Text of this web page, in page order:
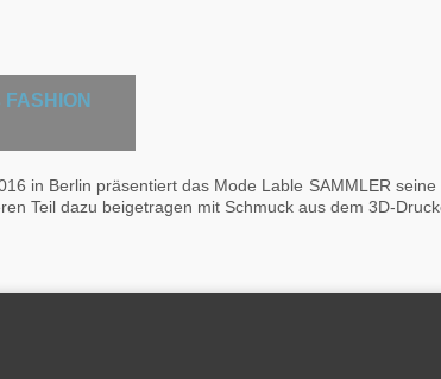
in Berlin präsentiert das Mode Lable SAMMLER seine
Teil dazu beigetragen mit Schmuck aus dem 3D-